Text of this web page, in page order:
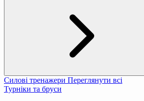
Силові тренажери Переглянути всі
Турніки та бруси